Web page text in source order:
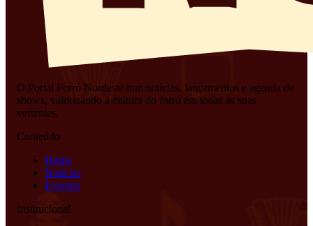
O Portal Forró Nordeste traz notícias, lançamentos e agenda de
shows, valorizando a cultura do forró em todas as suas
vertentes.
Conteúdo
Home
Notícias
Eventos
Institucional